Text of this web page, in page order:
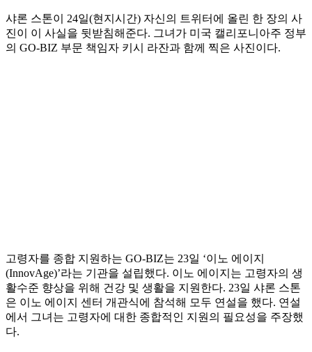
샤론 스톤이 24일(현지시간) 자신의 트위터에 올린 한 장의 사
진이 이 사실을 뒷받침해준다. 그녀가 미국 캘리포니아주 정부
의 GO-BIZ 부문 책임자 키시 라잔과 함께 찍은 사진이다.
고령자를 종합 지원하는 GO-BIZ는 23일 ‘이노 에이지
(InnovAge)’라는 기관을 설립했다. 이노 에이지는 고령자의 생
활수준 향상을 위해 건강 및 생활을 지원한다. 23일 샤론 스톤
은 이노 에이지 센터 개관식에 참석해 모두 연설을 했다. 연설
에서 그녀는 고령자에 대한 종합적인 지원의 필요성을 주장했
다.